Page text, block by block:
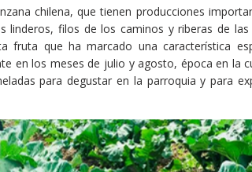
chilena, que tienen producciones
linderos, filos de los caminos y riberas de
fruta que ha marcado una característica
en los meses de julio y agosto, época en la
para degustar en la parroquia y para